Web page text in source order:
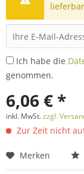
Ich habe die
genommen.
6,06 € *
inkl. MwSt.zzgl.
Zur Zeit nicht
Merken